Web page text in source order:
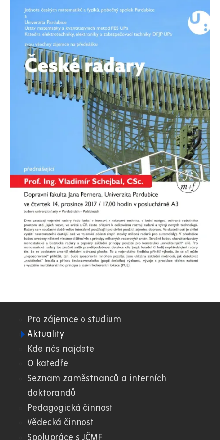
02.
DFJP
Pro zájemce o studium
Aktuality
Kde nás najdete
O katedře
Seznam zaměstnanců a interních
doktorandů
Pedagogická činnost
Vědecká činnost
Spolupráce s JČMF